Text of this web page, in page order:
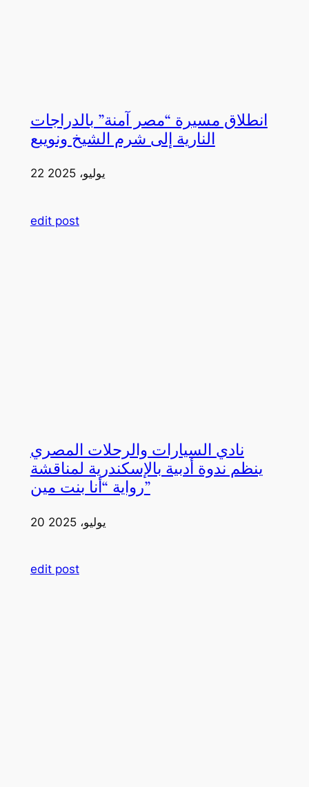
انطلاق مسيرة “مصر آمنة” بالدراجات
النارية إلى شرم الشيخ ونويبع
22 يوليو، 2025
edit post
نادي السيارات والرحلات المصري
ينظم ندوة أدبية بالإسكندرية لمناقشة
رواية “أنا بنت مين”
20 يوليو، 2025
edit post